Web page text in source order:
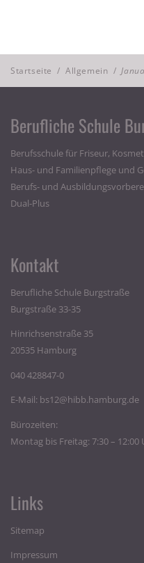
Startseite / Allgemein /
Berufliche Schule
Berufsschule für Friseur,
Haus- und Familienpflege und
Berufs- und
Dual-Plus
Kontakt
Berufliche Schule Burgstraße
Burgstraße 33-35
Hinrichsenstraße 35
20535 Hamburg
040 428847-0
E-Mail: bs12@hibb.hamburg.de
Bürozeiten:
Montag bis Freitag: 7:30 – 12:00
Links
Sitemap
Impressum